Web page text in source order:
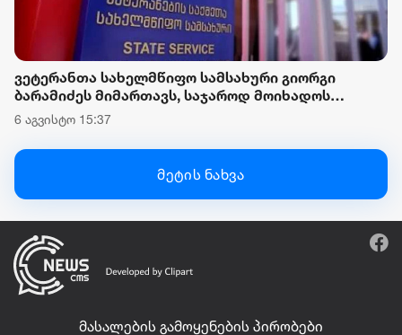
ვეტერანთა სახელმწიფო სამსახური გიორგი
ბარამიძეს მიმართავს, საჯაროდ მოიხადოს
ბოდიში და უარყოს მის მიერ გავრცელებული,
დაუდასტურებელი ინფორმაცია
6 აგვისტო 15:37
მეტის ნახვა
მასალების გამოყენების პირობები